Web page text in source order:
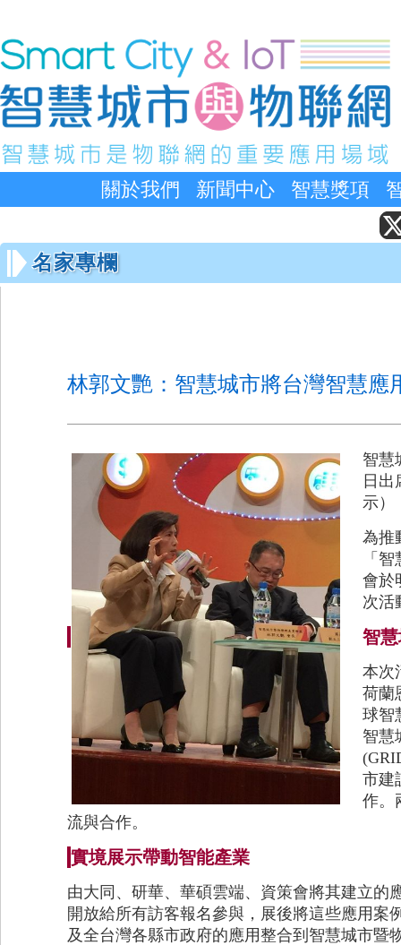
關於我們 新聞中心 智慧獎項
名家專欄
林郭文艷：智慧城市將台灣智慧應
智慧
日
示）
為推
「
會於
次活
智
本次
荷蘭
球智
智慧
市建
作。
流與合作。
實境展示帶動智能產業
由大同、研華、華碩雲端、資策會將其建立的
開放給所有訪客報名參與，展後將這些應用案
及全台灣各縣市政府的應用整合到智慧城市